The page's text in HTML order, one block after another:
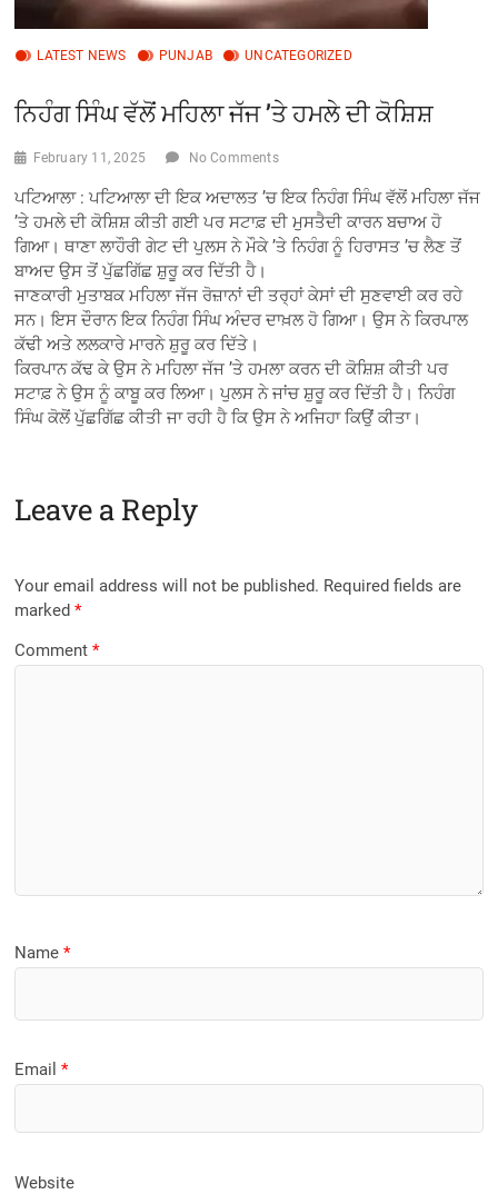
LATEST NEWS PUNJAB UNCATEGORIZED
ਨਿਹੰਗ ਸਿੰਘ ਵੱਲੋਂ ਮਹਿਲਾ ਜੱਜ ’ਤੇ ਹਮਲੇ ਦੀ ਕੋਸ਼ਿਸ਼
February 11, 2025 No Comments
ਪਟਿਆਲਾ : ਪਟਿਆਲਾ ਦੀ ਇਕ ਅਦਾਲਤ ’ਚ ਇਕ ਨਿਹੰਗ ਸਿੰਘ ਵੱਲੋਂ ਮਹਿਲਾ ਜੱਜ
’ਤੇ ਹਮਲੇ ਦੀ ਕੋਸ਼ਿਸ਼ ਕੀਤੀ ਗਈ ਪਰ ਸਟਾਫ਼ ਦੀ ਮੁਸਤੈਦੀ ਕਾਰਨ ਬਚਾਅ ਹੋ
ਗਿਆ। ਥਾਣਾ ਲਾਹੌਰੀ ਗੇਟ ਦੀ ਪੁਲਸ ਨੇ ਮੌਕੇ ’ਤੇ ਨਿਹੰਗ ਨੂੰ ਹਿਰਾਸਤ ’ਚ ਲੈਣ ਤੋਂ
ਬਾਅਦ ਉਸ ਤੋਂ ਪੁੱਛਗਿੱਛ ਸ਼ੁਰੂ ਕਰ ਦਿੱਤੀ ਹੈ।
ਜਾਣਕਾਰੀ ਮੁਤਾਬਕ ਮਹਿਲਾ ਜੱਜ ਰੋਜ਼ਾਨਾਂ ਦੀ ਤਰ੍ਹਾਂ ਕੇਸਾਂ ਦੀ ਸੁਣਵਾਈ ਕਰ ਰਹੇ
ਸਨ। ਇਸ ਦੌਰਾਨ ਇਕ ਨਿਹੰਗ ਸਿੰਘ ਅੰਦਰ ਦਾਖ਼ਲ ਹੋ ਗਿਆ। ਉਸ ਨੇ ਕਿਰਪਾਲ
ਕੱਢੀ ਅਤੇ ਲਲਕਾਰੇ ਮਾਰਨੇ ਸ਼ੁਰੂ ਕਰ ਦਿੱਤੇ।
ਕਿਰਪਾਨ ਕੱਢ ਕੇ ਉਸ ਨੇ ਮਹਿਲਾ ਜੱਜ ’ਤੇ ਹਮਲਾ ਕਰਨ ਦੀ ਕੋਸ਼ਿਸ਼ ਕੀਤੀ ਪਰ
ਸਟਾਫ਼ ਨੇ ਉਸ ਨੂੰ ਕਾਬੂ ਕਰ ਲਿਆ। ਪੁਲਸ ਨੇ ਜਾਂਚ ਸ਼ੁਰੂ ਕਰ ਦਿੱਤੀ ਹੈ। ਨਿਹੰਗ
ਸਿੰਘ ਕੋਲੋਂ ਪੁੱਛਗਿੱਛ ਕੀਤੀ ਜਾ ਰਹੀ ਹੈ ਕਿ ਉਸ ਨੇ ਅਜਿਹਾ ਕਿਉਂ ਕੀਤਾ।
Leave a Reply
Your email address will not be published. Required fields are
marked*
Comment*
Name*
Email*
Website